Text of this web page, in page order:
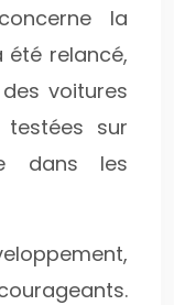
la
été relancé,
voitures
sur
dans les